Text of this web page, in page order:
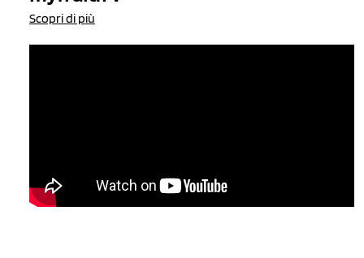
Scopri di più